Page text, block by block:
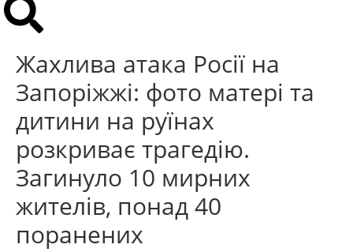
Жахлива атака Росії на
Запоріжжі: фото матері та
дитини на руїнах
розкриває трагедію.
Загинуло 10 мирних
жителів, понад 40
поранених